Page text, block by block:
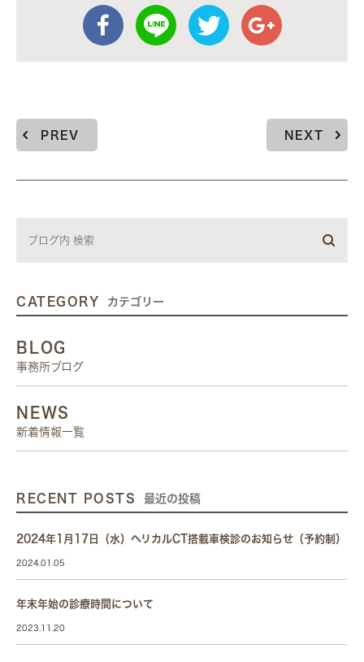
PREV NEXT
CATEGORY カテゴリー
BLOG
事務所ブログ
NEWS
新着情報一覧
RECENT POSTS 最近の投稿
2024年1月17日（水）ヘリカルCT搭載車検診のお知らせ（予約制）
2024.01.05
年末年始の診療時間について
2023.11.20